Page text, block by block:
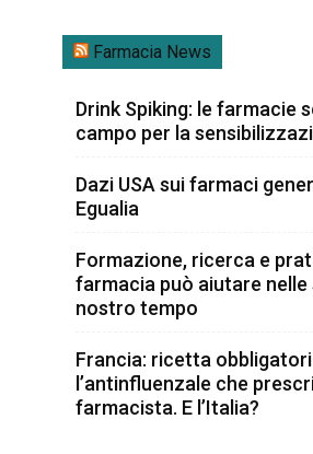
Farmacia News
Drink Spiking: le farmacie
campo per la
Dazi USA sui farmaci
Egualia
Formazione, ricerca e
farmacia può aiutare nelle
nostro tempo
Francia: ricetta
l’antinfluenzale che
farmacista. E l’Italia?